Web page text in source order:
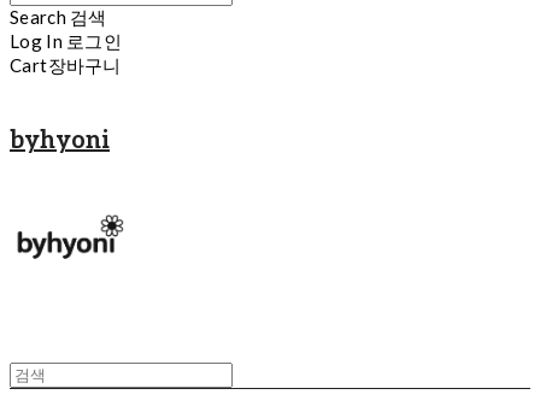
Search 검색
Log In 로그인
Cart장바구니
byhyoni